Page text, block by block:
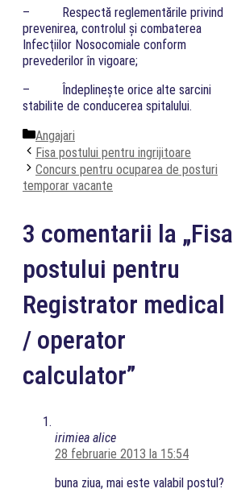
– Respectă reglementările privind
prevenirea, controlul şi combaterea
Infecţiilor Nosocomiale conform
prevederilor în vigoare;
– Îndeplineşte orice alte sarcini
stabilite de conducerea spitalului.
Categorii
Angajari
Fisa postului pentru ingrijitoare
Concurs pentru ocuparea de posturi
temporar vacante
3 comentarii la „Fisa
postului pentru
Registrator medical
/ operator
calculator”
irimiea alice
28 februarie 2013 la 15:54
buna ziua, mai este valabil postul?